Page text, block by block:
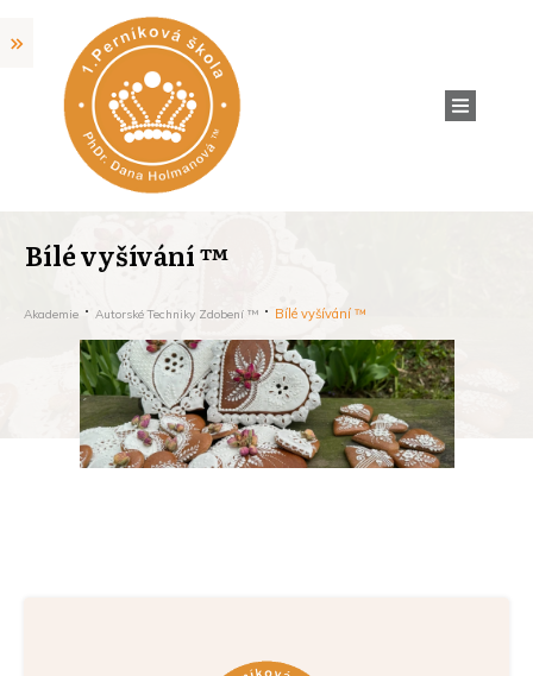
Bílé vyšívání ™
Akademie Autorské Techniky Zdobení ™ Bílé vyšívání ™